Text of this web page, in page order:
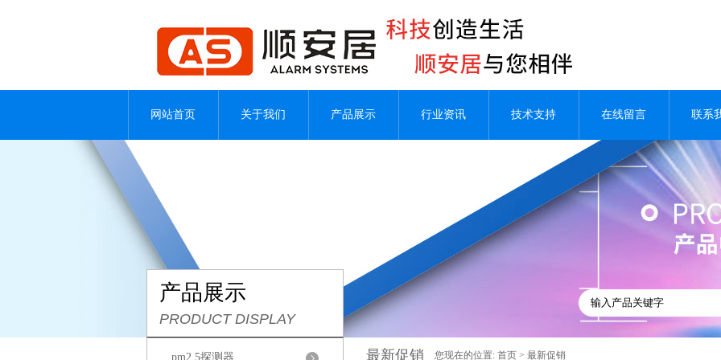
网站首页 关于我们 产品展示 行业资讯 技术支持 在线留言 联系
产品展示
PRODUCT DISPLAY
pm2.5探测器 最新促销 您现在的位置: 首页 > 最新促销